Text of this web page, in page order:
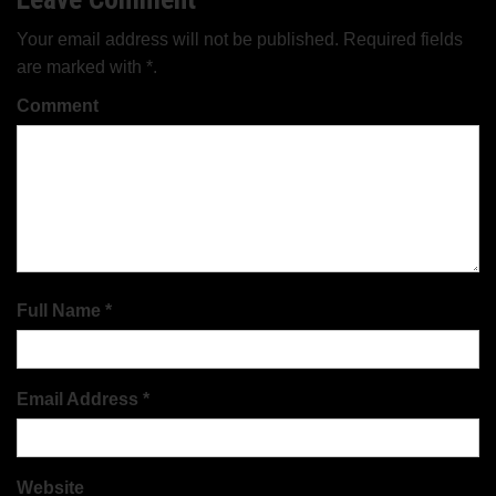
Your email address will not be published. Required fields
are marked with *.
Comment
Full Name *
Email Address *
Website